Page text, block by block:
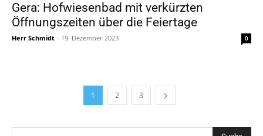
Gera: Hofwiesenbad mit verkürzten
Öffnungszeiten über die Feiertage
Herr Schmidt - 19. Dezember 2023 0
1 2 3